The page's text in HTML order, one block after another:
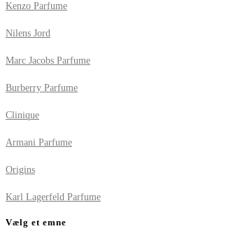
Kenzo Parfume
Nilens Jord
Marc Jacobs Parfume
Burberry Parfume
Clinique
Armani Parfume
Origins
Karl Lagerfeld Parfume
Vælg et emne